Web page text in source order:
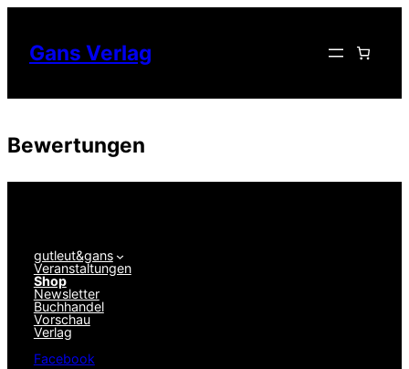
Inhalt
springen
Gans Verlag
Bewertungen
gutleut&gans
Veranstaltungen
Shop
Newsletter
Buchhandel
Vorschau
Verlag
Facebook